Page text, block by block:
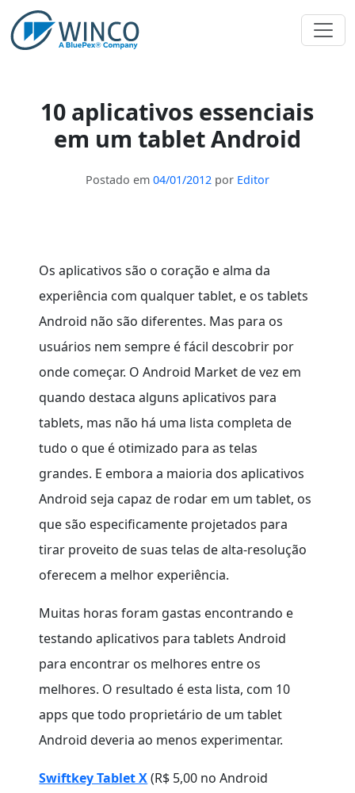
Pular
para
10 aplicativos essenciais
em um tablet Android
Postado em 04/01/2012 por Editor
Os aplicativos são o coração e alma da
experiência com qualquer tablet, e os tablets
Android não são diferentes. Mas para os
usuários nem sempre é fácil descobrir por
onde começar. O Android Market de vez em
quando destaca alguns aplicativos para
tablets, mas não há uma lista completa de
tudo o que é otimizado para as telas
grandes. E embora a maioria dos aplicativos
Android seja capaz de rodar em um tablet, os
que são especificamente projetados para
tirar proveito de suas telas de alta-resolução
oferecem a melhor experiência.
Muitas horas foram gastas encontrando e
testando aplicativos para tablets Android
para encontrar os melhores entre os
melhores. O resultado é esta lista, com 10
apps que todo proprietário de um tablet
Android deveria ao menos experimentar.
Swiftkey Tablet X(R$ 5,00 no Android